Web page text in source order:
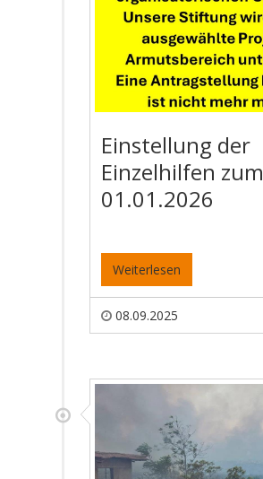
Einstellung der
Einzelhilfen zum
01.01.2026
Weiterlesen
08.09.2025